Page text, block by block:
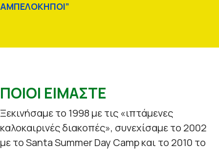
ΑΜΠΕΛΟΚΗΠΟΙ”
ΠΟΙΟΙ ΕΙΜΑΣΤΕ
Ξεκινήσαμε το 1998 με τις «ιπτάμενες
καλοκαιρινές διακοπές», συνεχίσαμε το 2002
με το Santa Summer Day Camp και το 2010 το